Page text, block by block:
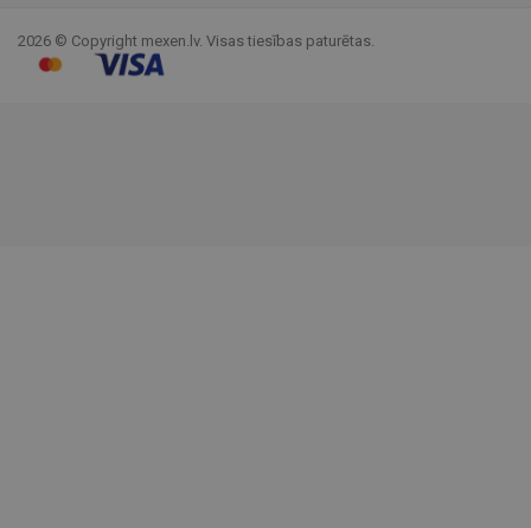
2026 © Copyright mexen.lv. Visas tiesības paturētas.